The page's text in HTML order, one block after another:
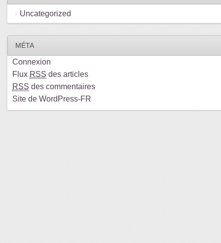
Uncategorized
MÉTA
Connexion
Flux RSS des articles
RSS des commentaires
Site de WordPress-FR